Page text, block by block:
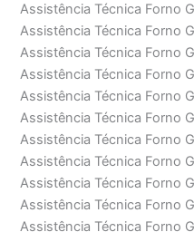
Assistência Técnica Forno
Assistência Técnica Forno
Assistência Técnica Forno
Assistência Técnica Forno
Assistência Técnica Forno
Assistência Técnica Forno
Assistência Técnica Forno
Assistência Técnica Forno
Assistência Técnica Forno
Assistência Técnica Forno
Assistência Técnica Forno